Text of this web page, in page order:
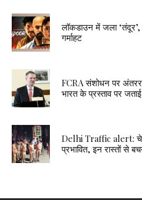
लॉकडाउन में जला
गर्माहट
FCRA संशोधन पर
भारत के प्रस्ताव पर जताई
Delhi Traffic alert:
प्रभावित, इन रास्तों से